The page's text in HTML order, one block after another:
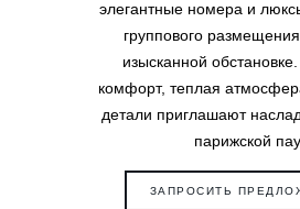
элегантные номера и
группового
изысканной
комфорт, теплая
детали приглашают
парижской
ЗАПРОСИТЬ